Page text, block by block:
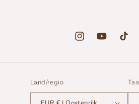
InstagramYouTubeTikTok
Land/regio